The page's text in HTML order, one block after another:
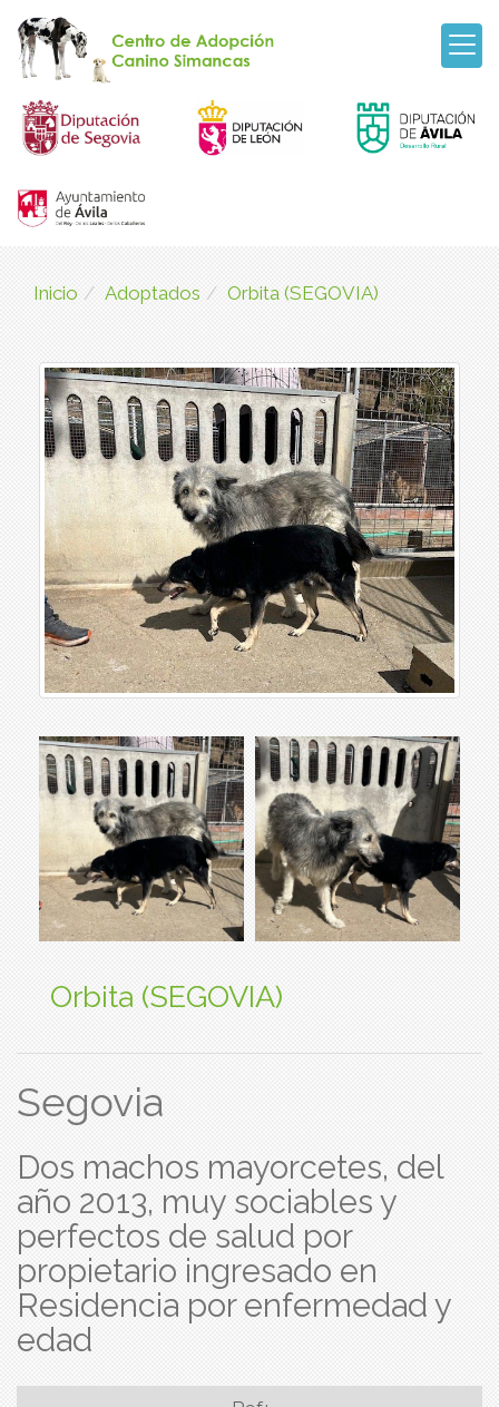
Inicio Adoptados Orbita (SEGOVIA)
Orbita (SEGOVIA)
Segovia
Dos machos mayorcetes, del
año 2013, muy sociables y
perfectos de salud por
propietario ingresado en
Residencia por enfermedad y
edad